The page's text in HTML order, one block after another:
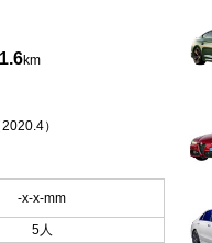
km
）
-x-x-mm
5人